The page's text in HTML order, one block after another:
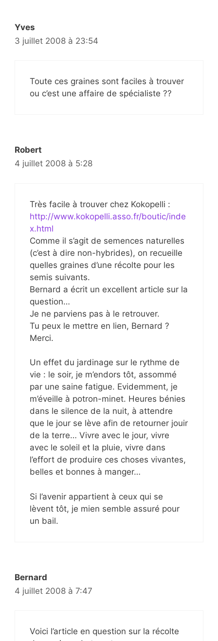
Yves
3 juillet 2008 à 23:54
Toute ces graines sont faciles à trouver
ou c’est une affaire de spécialiste ??
Robert
4 juillet 2008 à 5:28
Très facile à trouver chez Kokopelli :
http://www.kokopelli.asso.fr/boutic/inde
x.html
Comme il s’agit de semences naturelles
(c’est à dire non-hybrides), on recueille
quelles graines d’une récolte pour les
semis suivants.
Bernard a écrit un excellent article sur la
question…
Je ne parviens pas à le retrouver.
Tu peux le mettre en lien, Bernard ?
Merci.
Un effet du jardinage sur le rythme de
vie : le soir, je m’endors tôt, assommé
par une saine fatigue. Evidemment, je
m’éveille à potron-minet. Heures bénies
dans le silence de la nuit, à attendre
que le jour se lève afin de retourner jouir
de la terre… Vivre avec le jour, vivre
avec le soleil et la pluie, vivre dans
l’effort de produire ces choses vivantes,
belles et bonnes à manger…
Si l’avenir appartient à ceux qui se
lèvent tôt, je mien semble assuré pour
un bail.
Bernard
4 juillet 2008 à 7:47
Voici l’article en question sur la récolte